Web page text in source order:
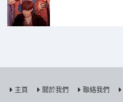
主頁 關於我們 聯絡我們